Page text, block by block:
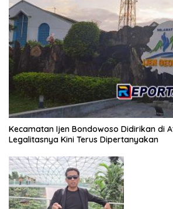
Kecamatan Ijen Bondowoso Didirikan di
Legalitasnya Kini Terus Dipertanyakan